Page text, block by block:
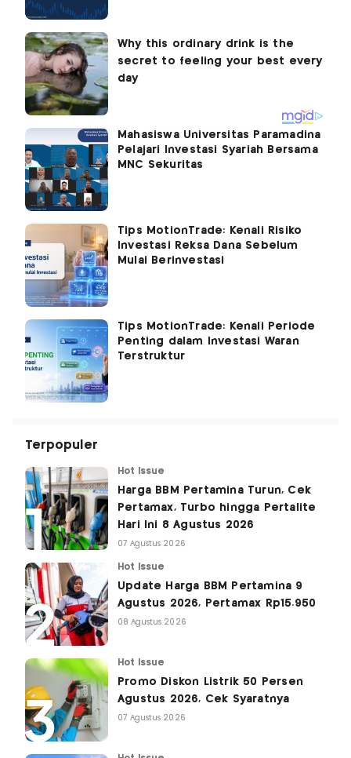
Mahasiswa Universitas Paramadina
Pelajari Investasi Syariah Bersama
MNC Sekuritas
Tips MotionTrade: Kenali Risiko
Investasi Reksa Dana Sebelum
Mulai Berinvestasi
Tips MotionTrade: Kenali Periode
Penting dalam Investasi Waran
Terstruktur
Terpopuler
Hot Issue
Harga BBM Pertamina Turun, Cek
Pertamax, Turbo hingga Pertalite
Hari Ini 8 Agustus 2026
07 Agustus 2026
Hot Issue
Update Harga BBM Pertamina 9
Agustus 2026, Pertamax Rp15.950
08 Agustus 2026
Hot Issue
Promo Diskon Listrik 50 Persen
Agustus 2026, Cek Syaratnya
07 Agustus 2026